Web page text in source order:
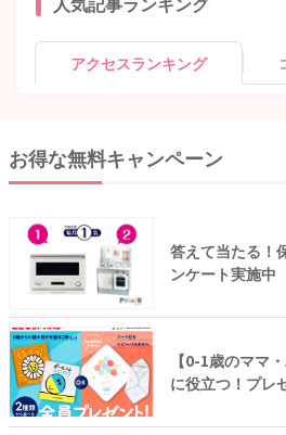
アクセスランキング
お得な無料キャンペーン
答えて当たる！
ンケート実施中
【0-1歳のママ
に役立つ！プレ